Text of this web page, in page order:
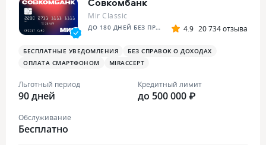
Mir Classic
ДО 180 ДНЕЙ БЕЗ ПРОЦЕНТОВ ПЛЮС 4.9 20 734 отзыва
БЕСПЛАТНЫЕ УВЕДОМЛЕНИЯ
БЕЗ СПРАВОК О ДОХОДАХ
ОПЛАТА СМАРТФОНОМ
MIRACCEPT
Льготный период
90 дней
Кредитный лимит
до 500 000 ₽
Обслуживание
Бесплатно